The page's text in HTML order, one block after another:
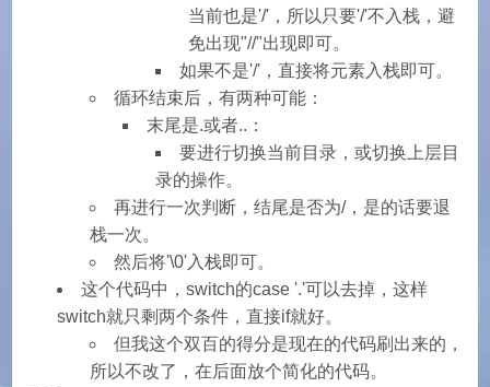
当前也是'/'，所以只要'/'不入栈，避
免出现"//"出现即可。
如果不是'/'，直接将元素入栈即可。
循环结束后，有两种可能：
末尾是.或者..：
要进行切换当前目录，或切换上层目
录的操作。
再进行一次判断，结尾是否为/，是的话要退
栈一次。
然后将'\0'入栈即可。
这个代码中，switch的case '.'可以去掉，这样
switch就只剩两个条件，直接if就好。
但我这个双百的得分是现在的代码刷出来的，
所以不改了，在后面放个简化的代码。